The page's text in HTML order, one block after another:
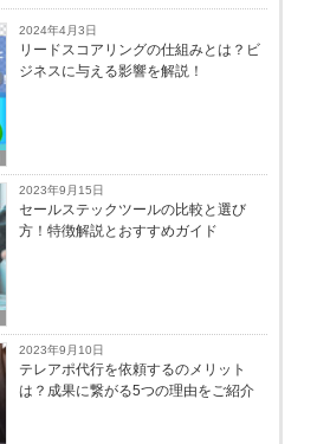
2024年4月3日
リードスコアリングの仕組みとは？ビ
ジネスに与える影響を解説！
2023年9月15日
セールステックツールの比較と選び
方！特徴解説とおすすめガイド
2023年9月10日
テレアポ代行を依頼するのメリット
は？成果に繋がる5つの理由をご紹介